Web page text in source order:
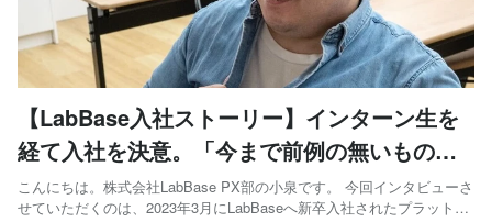
【LabBase入社ストーリー】インターン生を
経て入社を決意。「今まで前例の無いものを
作りたい」エンジニアとしての挑戦とこれか
こんにちは。株式会社LabBase PX部の小泉です。 今回インタビューさ
せていただくのは、2023年3月にLabBaseへ新卒入社されたプラットフ